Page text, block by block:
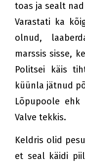
toas ja sealt
Varastati ka
olnud,
marssis sisse,
Politsei käis
küünla jätnud
Lõpupoole
Valve tekkis.
Keldris olid
et seal käidi